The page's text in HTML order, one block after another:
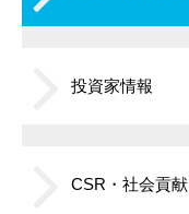
投資家情報
CSR・社会貢献